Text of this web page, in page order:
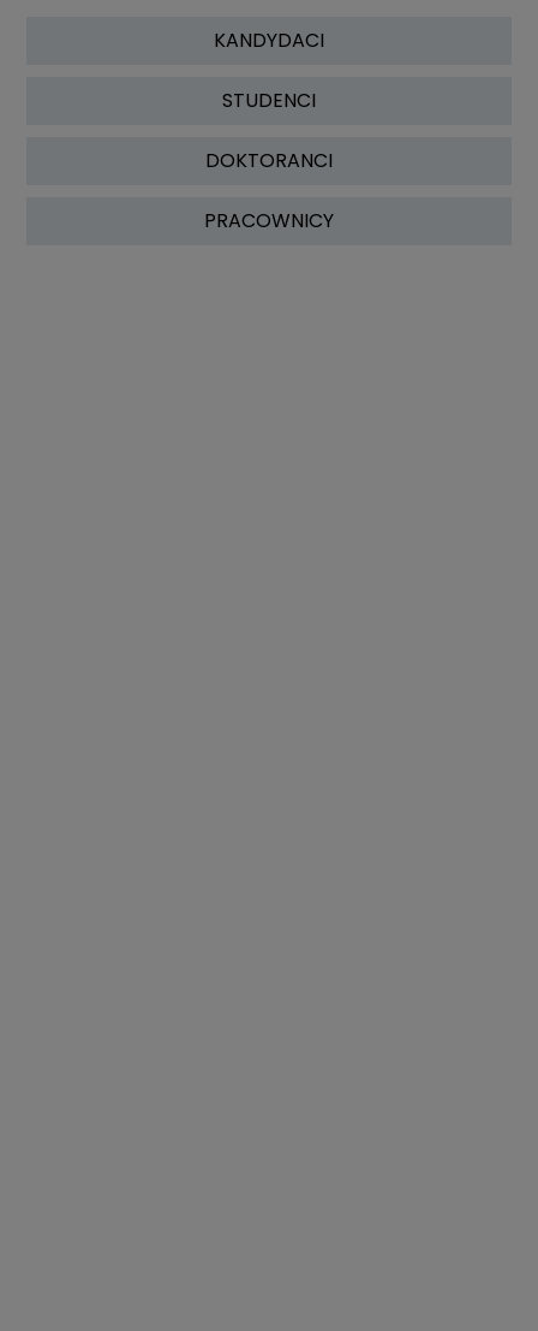
KANDYDACI
STUDENCI
DOKTORANCI
PRACOWNICY